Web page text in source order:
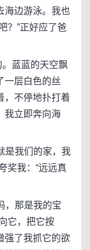
海边游泳。我也
？”正好应了爸
蓝蓝的天空飘
一层白色的丝
，不停地扑打着
我立即奔向海
我们的家，我
奖我：“远远真
那是我的宝
它，把它按
强了我抓它的欲